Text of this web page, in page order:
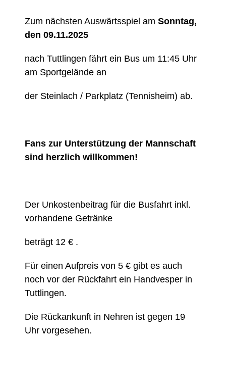
Zum nächsten Auswärtsspiel amSonntag,
den 09.11.2025
nach Tuttlingen fährt ein Bus um 11:45 Uhr
am Sportgelände an
der Steinlach / Parkplatz (Tennisheim) ab.
Fans zur Unterstützung der Mannschaft
sind herzlich willkommen!
Der Unkostenbeitrag für die Busfahrt inkl.
vorhandene Getränke
beträgt 12 € .
Für einen Aufpreis von 5 € gibt es auch
noch vor der Rückfahrt ein Handvesper in
Tuttlingen.
Die Rückankunft in Nehren ist gegen 19
Uhr vorgesehen.